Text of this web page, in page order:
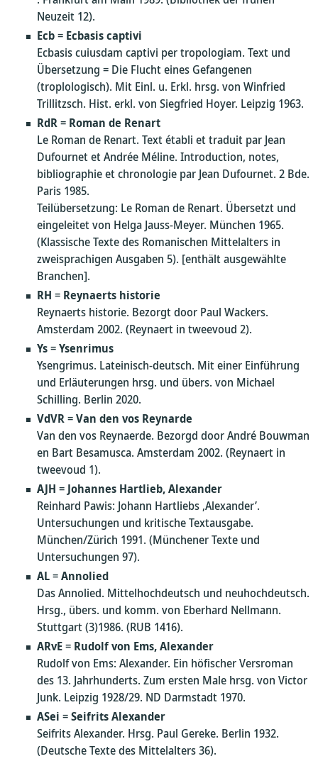
Neuzeit 12).
Ecb= Ecbasis captivi
Ecbasis cuiusdam captivi per tropologiam. Text und
Übersetzung = Die Flucht eines Gefangenen
(troplologisch). Mit Einl. u. Erkl. hrsg. von Winfried
Trillitzsch. Hist. erkl. von Siegfried Hoyer. Leipzig 1963.
RdR= Roman de Renart
Le Roman de Renart. Text établi et traduit par Jean
Dufournet et Andrée Méline. Introduction, notes,
bibliographie et chronologie par Jean Dufournet. 2 Bde.
Paris 1985.
Teilübersetzung: Le Roman de Renart. Übersetzt und
eingeleitet von Helga Jauss-Meyer. München 1965.
(Klassische Texte des Romanischen Mittelalters in
zweisprachigen Ausgaben 5). [enthält ausgewählte
Branchen].
RH = Reynaerts historie
Reynaerts historie. Bezorgt door Paul Wackers.
Amsterdam 2002. (Reynaert in tweevoud 2).
Ys=Ysenrimus
Ysengrimus. Lateinisch-deutsch. Mit einer Einführung
und Erläuterungen hrsg. und übers. von Michael
Schilling. Berlin 2020.
VdVR=Van den vos Reynarde
Van den vos Reynaerde. Bezorgd door André Bouwman
en Bart Besamusca. Amsterdam 2002. (Reynaert in
tweevoud 1).
AJH = Johannes Hartlieb, Alexander
Reinhard Pawis: Johann Hartliebs ‚Alexander’.
Untersuchungen und kritische Textausgabe.
München/Zürich 1991. (Münchener Texte und
Untersuchungen 97).
AL=Annolied
Das Annolied. Mittelhochdeutsch und neuhochdeutsch.
Hrsg., übers. und komm. von Eberhard Nellmann.
Stuttgart (3)1986. (RUB 1416).
ARvE= Rudolf von Ems, Alexander
Rudolf von Ems: Alexander. Ein höfischer Versroman
des 13. Jahrhunderts. Zum ersten Male hrsg. von Victor
Junk. Leipzig 1928/29. ND Darmstadt 1970.
ASei =Seifrits Alexander
Seifrits Alexander. Hrsg. Paul Gereke. Berlin 1932.
(Deutsche Texte des Mittelalters 36).